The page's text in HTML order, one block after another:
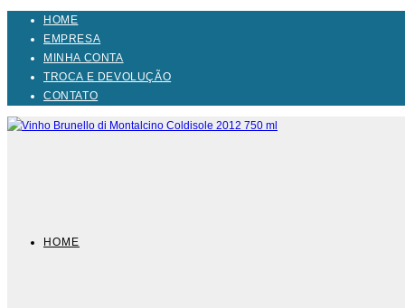
conteúdo
HOME
EMPRESA
MINHA CONTA
TROCA E DEVOLUÇÃO
CONTATO
HOME